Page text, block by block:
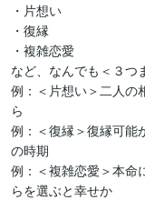
・片想い
・復縁
・複雑恋愛
など、なんでも＜３つ
例：＜片想い＞二人の
ら
例：＜復縁＞復縁可能
の時期
例：＜複雑恋愛＞本命
らを選ぶと幸せか